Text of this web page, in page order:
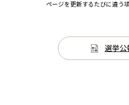
ページを更新するたびに違う
選挙公